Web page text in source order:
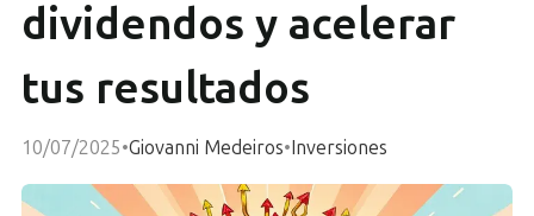
dividendos y acelerar
tus resultados
10/07/2025•Giovanni Medeiros•Inversiones